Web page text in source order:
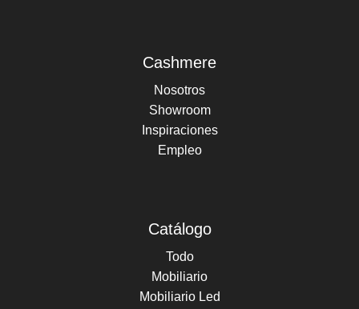
Cashmere
Nosotros
Showroom
Inspiraciones
Empleo
Catálogo
Todo
Mobiliario
Mobiliario Led